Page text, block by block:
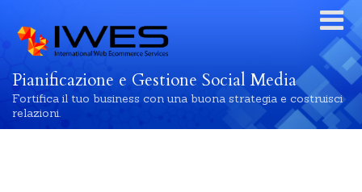
Pianificazione e Gestione Social Media
Fortifica il tuo business con una buona strategia e costruisci
relazioni.